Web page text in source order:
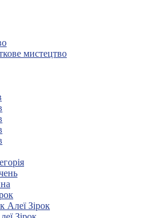
мистецтво
Алеї Зірок